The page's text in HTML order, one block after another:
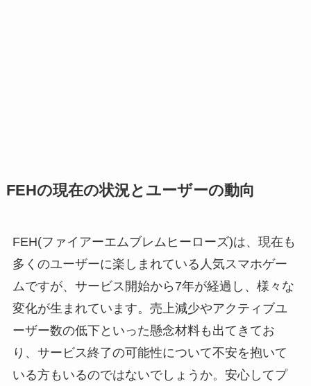
FEHの現在の状況とユーザーの動向
FEH(ファイアーエムブレムヒーローズ)は、現在も
多くのユーザーに楽しまれている人気スマホゲー
ムですが、サービス開始から7年が経過し、様々な
変化が生まれています。売上減少やアクティブユ
ーザー数の低下といった懸念材料も出てきてお
り、サービス終了の可能性について不安を抱いて
いる方もいるのではないでしょうか。安心してプ